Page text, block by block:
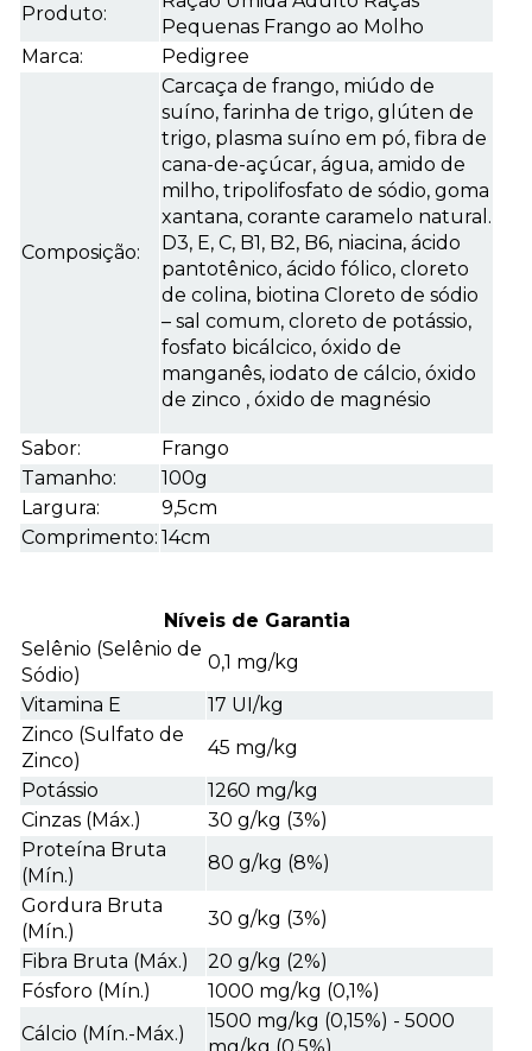
Produto:
Pequenas Frango ao Molho
Marca:
Pedigree
Composição:
Carcaça de frango, miúdo de
suíno, farinha de trigo, glúten de
trigo, plasma suíno em pó, fibra de
cana-de-açúcar, água, amido de
milho, tripolifosfato de sódio, goma
xantana, corante caramelo natural.
D3, E, C, B1, B2, B6, niacina, ácido
pantotênico, ácido fólico, cloreto
de colina, biotina Cloreto de sódio
– sal comum, cloreto de potássio,
fosfato bicálcico, óxido de
manganês, iodato de cálcio, óxido
de zinco , óxido de magnésio
Sabor:
Frango
Tamanho:
100g
Largura:
9,5cm
Comprimento: 14cm
Níveis de Garantia
Selênio (Selênio de
Sódio)
0,1 mg/kg
Vitamina E
17 UI/kg
Zinco (Sulfato de
Zinco)
45 mg/kg
Potássio
1260 mg/kg
Cinzas (Máx.)
30 g/kg (3%)
Proteína Bruta
(Mín.)
80 g/kg (8%)
Gordura Bruta
(Mín.)
30 g/kg (3%)
Fibra Bruta (Máx.)
20 g/kg (2%)
Fósforo (Mín.)
1000 mg/kg (0,1%)
Cálcio (Mín.-Máx.)
1500 mg/kg (0,15%) - 5000